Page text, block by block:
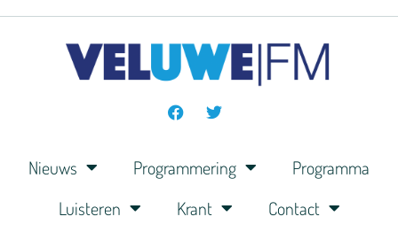
Nieuws Programmering
Programma
Luisteren
Krant Contact